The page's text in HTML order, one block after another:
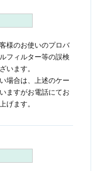
様のお使いのプロバ
フィルター等の誤検
います。
場合は、上述のケー
ますがお電話にてお
げます。